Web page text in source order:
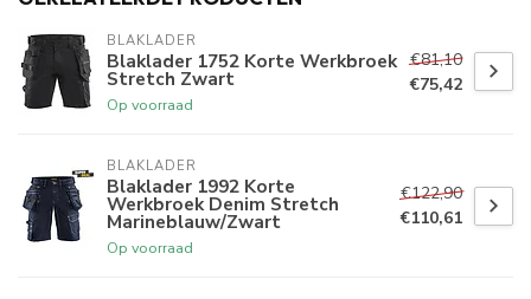
BLAKLADER
Blaklader 1752 Korte Werkbroek
Stretch Zwart
Op voorraad
€81,10
€75,42
BLAKLADER
Blaklader 1992 Korte
Werkbroek Denim Stretch
Marineblauw/Zwart
Op voorraad
€122,90
€110,61